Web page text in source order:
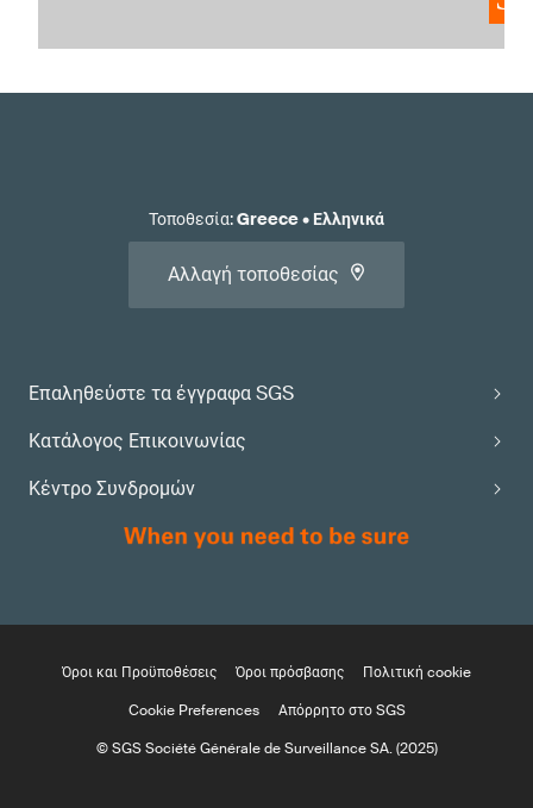
Επαληθεύστε τα έγγραφα SGS
Κατάλογος Επικοινωνίας
Κέντρο Συνδρομών
Τοποθεσία:Greece• Ελληνικά
Αλλαγή τοποθεσίας
Όροι και Προϋποθέσεις Όροι πρόσβασης
Πολιτική cookie
Cookie Preferences
Απόρρητο στο SGS
© SGS Société Générale de Surveillance SA. (2025)